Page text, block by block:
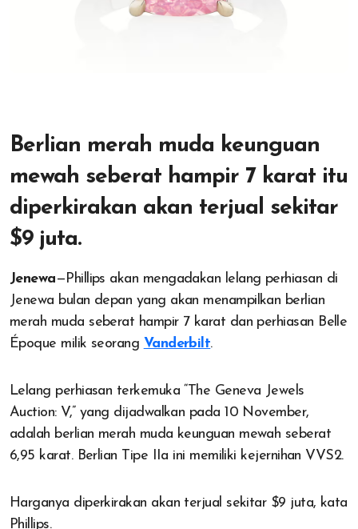
Berlian merah muda keunguan
mewah seberat hampir 7 karat itu
diperkirakan akan terjual sekitar
$9 juta.
Jenewa—Phillips akan mengadakan lelang perhiasan di
Jenewa bulan depan yang akan menampilkan berlian
merah muda seberat hampir 7 karat dan perhiasan Belle
Époque milik seorang Vanderbilt.
Lelang perhiasan terkemuka “The Geneva Jewels
Auction: V,” yang dijadwalkan pada 10 November,
adalah berlian merah muda keunguan mewah seberat
6,95 karat. Berlian Tipe IIa ini memiliki kejernihan VVS2.
Harganya diperkirakan akan terjual sekitar $9 juta, kata
Phillips.